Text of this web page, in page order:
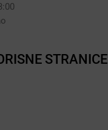
STRANICE